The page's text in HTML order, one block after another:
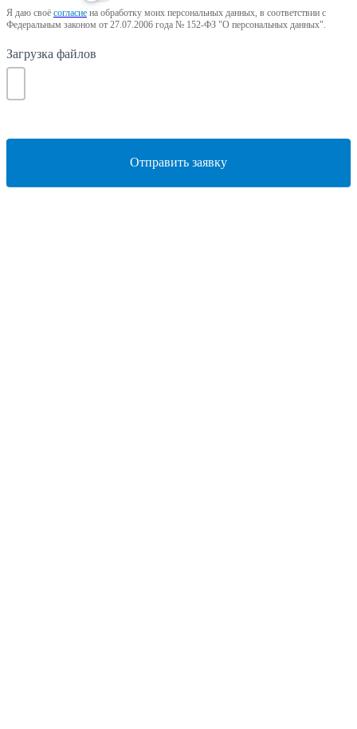
Я даю своё согласие на обработку моих персональных данных, в соответствии с
Федеральным законом от 27.07.2006 года № 152-ФЗ "О персональных данных".
Загрузка файлов
Отправить заявку